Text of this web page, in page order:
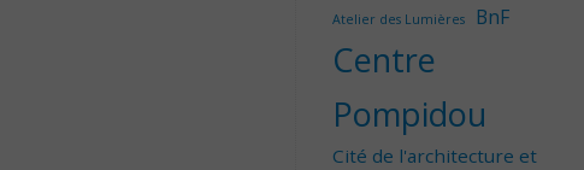
Atelier des Lumières BnF
Centre
Pompidou
Cité de l'architecture et